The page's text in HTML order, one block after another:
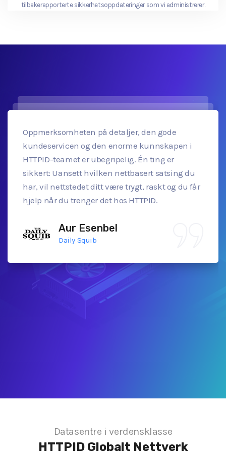
tilbakerapporterte sikkerhetsoppdateringer som vi administrerer.
Oppmerksomheten på detaljer, den gode
kundeservicen og den enorme kunnskapen i
HTTPID-teamet er ubegripelig. Én ting er
sikkert: Uansett hvilken nettbasert satsing du
har, vil nettstedet ditt være trygt, raskt og du får
hjelp når du trenger det hos HTTPID.
Aur Esenbel
Daily Squib
Datasentre i verdensklasse
HTTPID Globalt Nettverk